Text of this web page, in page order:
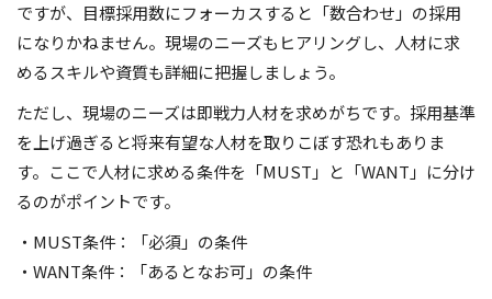
ですが、目標採用数にフォーカスすると「数合わせ」の採用
になりかねません。現場のニーズもヒアリングし、人材に求
めるスキルや資質も詳細に把握しましょう。
ただし、現場のニーズは即戦力人材を求めがちです。採用基準
を上げ過ぎると将来有望な人材を取りこぼす恐れもありま
す。ここで人材に求める条件を「MUST」と「WANT」に分け
るのがポイントです。
・MUST条件：「必須」の条件
・WANT条件：「あるとなお可」の条件